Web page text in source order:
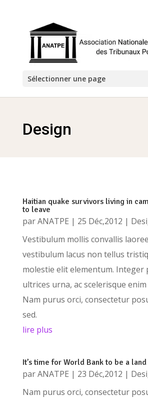
Sélectionner une page
Design
Haitian quake survivors living in
to leave
parANATPE | 25 Déc,2012 |
Vestibulum mollis convallis
vestibulum lacus non tellus
molestie elit elementum. Integer
ultrices urna, ac scelerisque
Nam purus orci, consectetur
sed.
lire plus
It’s time for World Bank to be a
parANATPE | 23 Déc,2012 |
Nam purus orci, consectetur